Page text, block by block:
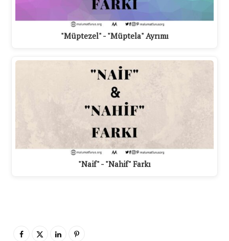
"Müptezel" - "Müptela" Ayrımı
"Naif" - "Nahif" Farkı